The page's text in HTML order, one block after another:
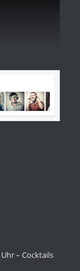
Uhr – Cocktails